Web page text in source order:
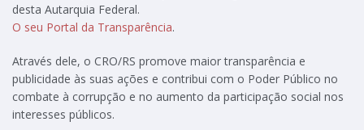
desta Autarquia Federal.
O seu Portal da Transparência.
Através dele, o CRO/RS promove maior transparência e
publicidade às suas ações e contribui com o Poder Público no
combate à corrupção e no aumento da participação social nos
interesses públicos.